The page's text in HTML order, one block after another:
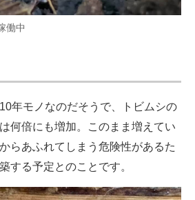
働中
年モノなのだそうで、トビムシの
何倍にも増加。このまま増えてい
らあふれてしまう危険性があるた
する予定とのことです。